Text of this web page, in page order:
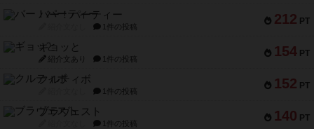
212 PT
バー！パーティー
1件の投稿
154 PT
ギョッと
紹介文あり 1件の投稿
152 PT
クルティボ
1件の投稿
140 PT
ブラヴェスト
1件の投稿